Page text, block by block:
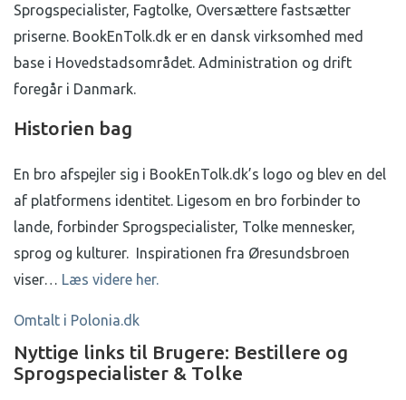
Sprogspecialister, Fagtolke, Oversættere fastsætter
priserne. BookEnTolk.dk er en dansk virksomhed med
base i Hovedstadsområdet. Administration og drift
foregår i Danmark.
Historien bag
En bro afspejler sig i BookEnTolk.dk’s logo og blev en del
af platformens identitet. Ligesom en bro forbinder to
lande, forbinder Sprogspecialister, Tolke mennesker,
sprog og kulturer. Inspirationen fra Øresundsbroen
viser… Læs videre her.
Omtalt i Polonia.dk
Nyttige links til Brugere: Bestillere og
Sprogspecialister & Tolke